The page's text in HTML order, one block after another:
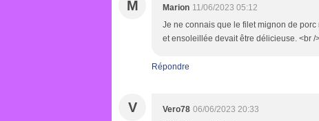
M Marion 11/06/2023 05:12
Je ne connais que le filet mignon de
et ensoleillée devait être délicieuse. <br /
Répondre
V Vero78 06/06/2023 20:33